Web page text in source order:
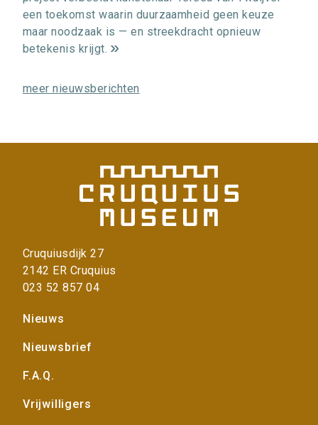
een toekomst waarin duurzaamheid geen keuze
maar noodzaak is — en streekdracht opnieuw
betekenis krijgt.
e
n
o
r
m
e
meer nieuwsberichten
Cruquiusdijk 27
2142 ER Cruquius
023 52 857 04
Voet
Nieuws
Nieuwsbrief
F.A.Q.
Vrijwilligers